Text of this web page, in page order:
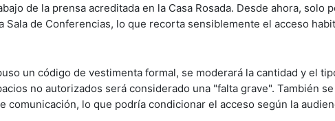
de la prensa acreditada en la Casa Rosada. Desde ahora, solo
de Conferencias, lo que recorta sensiblemente el acceso
un código de vestimenta formal, se moderará la cantidad y el
no autorizados será considerado una "falta grave". También
comunicación, lo que podría condicionar el acceso según la